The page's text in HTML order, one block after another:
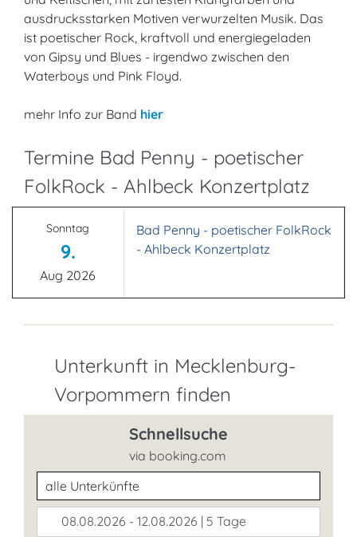
ausdrucksstarken Motiven verwurzelten Musik. Das
ist poetischer Rock, kraftvoll und energiegeladen
von Gipsy und Blues - irgendwo zwischen den
Waterboys und Pink Floyd.
mehr Info zur Band hier
Termine Bad Penny - poetischer
FolkRock - Ahlbeck Konzertplatz
Sonntag
9.
Aug 2026
Bad Penny - poetischer FolkRock
- Ahlbeck Konzertplatz
Unterkunft in Mecklenburg-
Vorpommern finden
Schnellsuche
via booking.com
Unterkunftsart
08.08.2026 - 12.08.2026 | 5 Tage